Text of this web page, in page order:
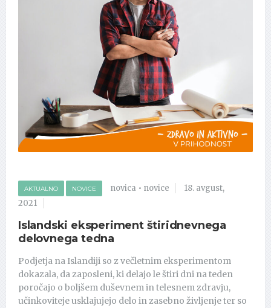
AKTUALNO NOVICE novica • novice
18. avgust,
2021
Islandski eksperiment štiridnevnega
delovnega tedna
Podjetja na Islandiji so z večletnim eksperimentom
dokazala, da zaposleni, ki delajo le štiri dni na teden
poročajo o boljšem duševnem in telesnem zdravju,
učinkoviteje usklajujejo delo in zasebno življenje ter so